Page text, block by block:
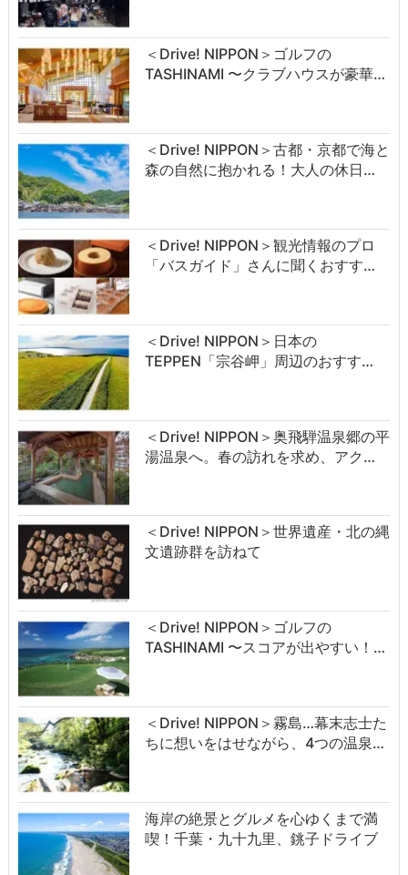
＜Drive! NIPPON＞ゴルフの
TASHINAMI 〜クラブハウスが豪華…
＜Drive! NIPPON＞古都・京都で海と
森の自然に抱かれる！大人の休日…
＜Drive! NIPPON＞観光情報のプロ
「バスガイド」さんに聞くおすす…
＜Drive! NIPPON＞日本の
TEPPEN「宗谷岬」周辺のおすす…
＜Drive! NIPPON＞奥飛騨温泉郷の平
湯温泉へ。春の訪れを求め、アク…
＜Drive! NIPPON＞世界遺産・北の縄
文遺跡群を訪ねて
＜Drive! NIPPON＞ゴルフの
TASHINAMI 〜スコアが出やすい！…
＜Drive! NIPPON＞霧島…幕末志士た
ちに想いをはせながら、4つの温泉…
海岸の絶景とグルメを心ゆくまで満
喫！千葉・九十九里、銚子ドライブ